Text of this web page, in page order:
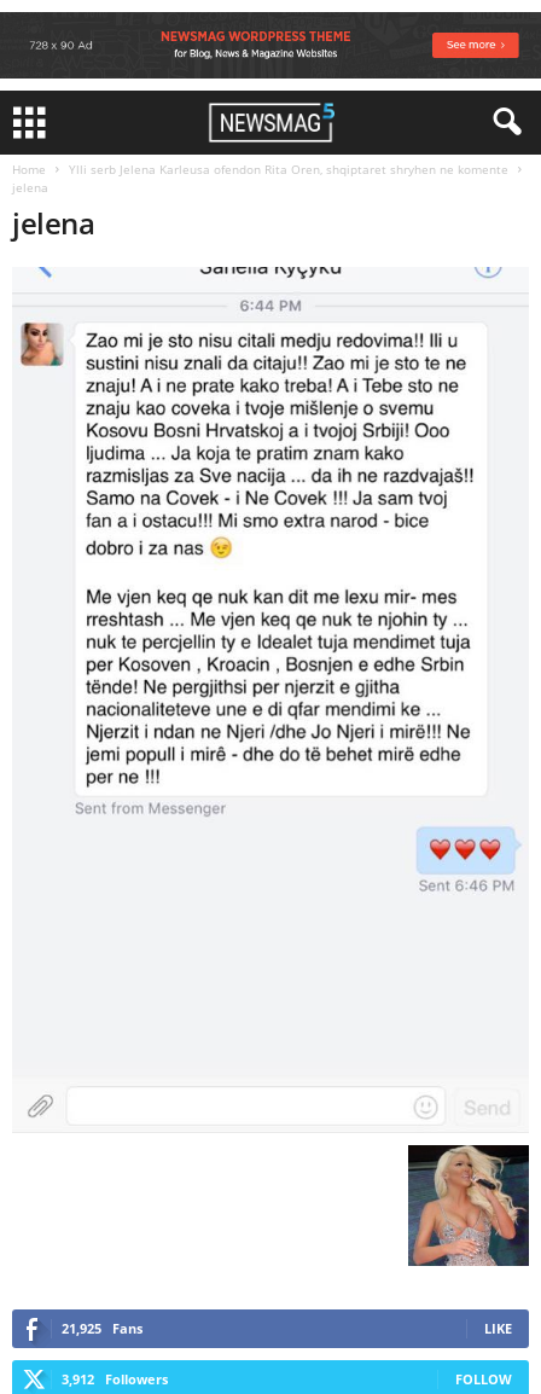
Home
Ylli serb Jelena Karleusa ofendon Rita Oren, shqiptaret shryhen ne komente
jelena
jelena
21,925 Fans LIKE
3,912 Followers FOLLOW